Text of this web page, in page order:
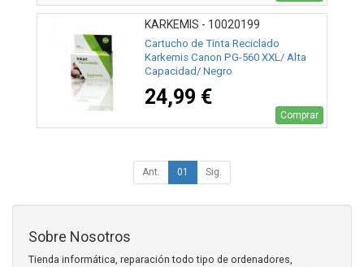
KARKEMIS - 10020199
Cartucho de Tinta Reciclado
Karkemis Canon PG-560 XXL/ Alta
Capacidad/ Negro
24,99 €
Comprar
Ant. 01 Sig.
Sobre Nosotros
Tienda informática, reparación todo tipo de ordenadores,